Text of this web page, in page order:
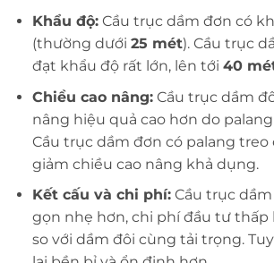
Khẩu độ:Cầu trục dầm đơn có
(thường dưới 25 mét). Cầu trục
đạt khẩu độ rất lớn, lên tới 40
Chiều cao nâng:Cầu trục dầm
nâng hiệu quả cao hơn do
Cầu trục dầm đơn có palang treo
giảm chiều cao nâng khả dụng.
Kết cấu và chi phí:Cầu trục
gọn nhẹ hơn, chi phí đầu tư thấp
so với dầm đôi cùng tải trọng.